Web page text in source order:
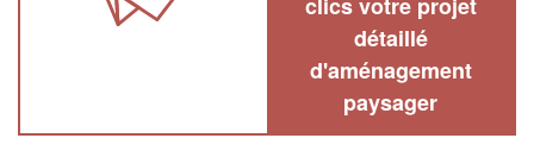
détaillé
d'aménagement
paysager